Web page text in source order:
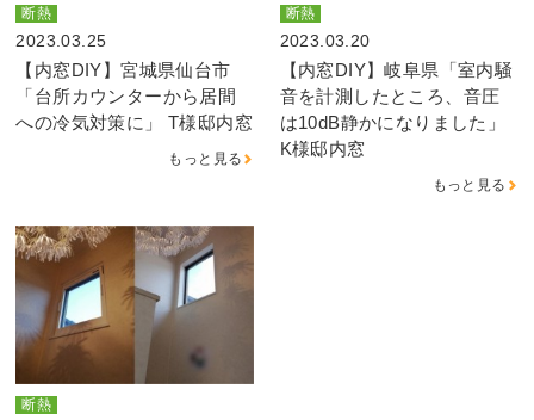
断熱
2023.03.25
【内窓DIY】宮城県仙台市
「台所カウンターから居間
への冷気対策に」 T様邸内窓
もっと見る
断熱
2023.03.20
【内窓DIY】岐阜県「室内騒
音を計測したところ、音圧
は10dB静かになりました」
K様邸内窓
もっと見る
断熱